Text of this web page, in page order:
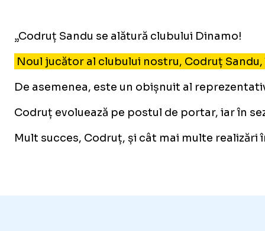
„Codruț Sandu se alătură clubului Dinamo!
Noul jucător al clubului nostru, Codruț
De asemenea, este un obișnuit al
Codruț evoluează pe postul de portar, iar în
Mult succes, Codruț, și cât mai multe realizări